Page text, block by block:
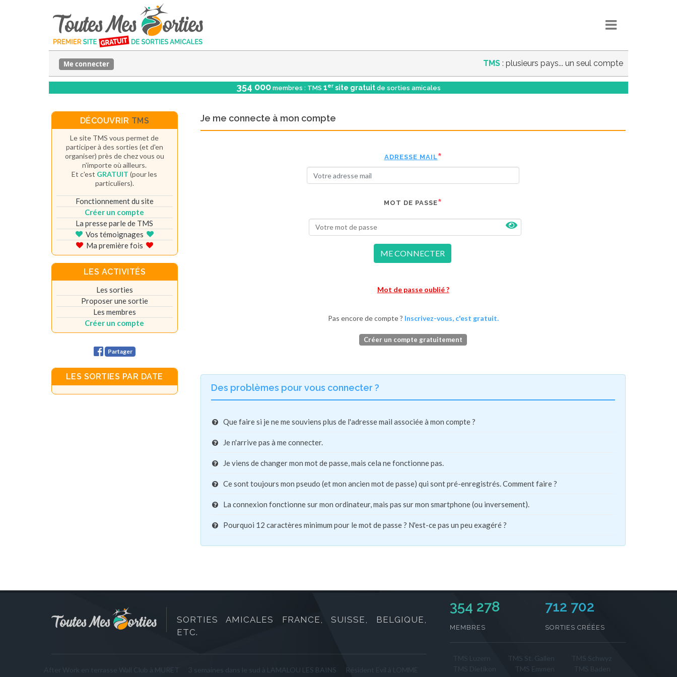
TMS : plusieurs pays... un seul compte
Me connecter
354 000 membres : TMS 1er site gratuit de sorties amicales
Je me connecte à mon compte
ADRESSE MAIL
MOT DE PASSE
ME CONNECTER
Mot de passe oublié ?
Pas encore de compte ? Inscrivez-vous, c'est gratuit.
Créer un compte gratuitement
Des problèmes pour vous connecter ?
Que faire si je ne me souviens plus de l'adresse mail associée à mon compte ?
Je n'arrive pas à me connecter.
Je viens de changer mon mot de passe, mais cela ne fonctionne pas.
Ce sont toujours mon pseudo (et mon ancien mot de passe) qui sont pré-enregistrés. Comment faire ?
La connexion fonctionne sur mon ordinateur, mais pas sur mon smartphone (ou inversement).
Pourquoi 12 caractères minimum pour le mot de passe ? N'est-ce pas un peu exagéré ?
DÉCOUVRIR TMS
Le site TMS vous permet de
participer à des sorties (et d'en
organiser) près de chez vous ou
n'importe où ailleurs.
Et c'est GRATUIT (pour les
particuliers).
Fonctionnement du site
Créer un compte
La presse parle de TMS
Vos témoignages
Ma première fois
LES ACTIVITÉS
Les sorties
Proposer une sortie
Les membres
Créer un compte
Partager
LES SORTIES PAR DATE
SORTIES AMICALES FRANCE, SUISSE, BELGIQUE,
ETC.
After Work en terrasse Wall Club à MURET 3 semaines dans le sud à LAMALOU LES BAINS
Résident Evil à LOMME
354 278
MEMBRES
712 702
SORTIES CRÉÉES
TMS St. Gallen
TMS Schwyz
TMS Emmen
TMS Baden